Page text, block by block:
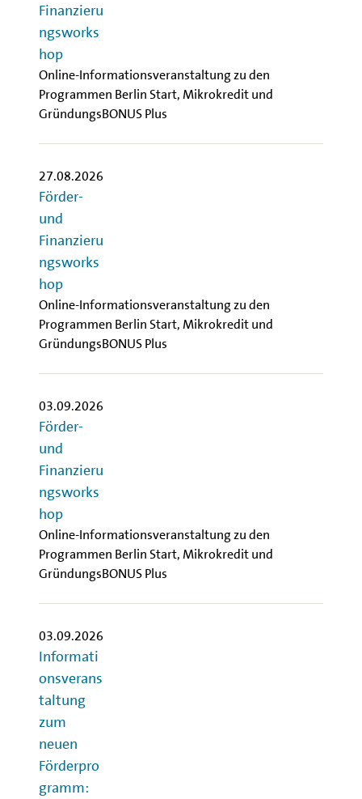
Finanzieru
ngsworks
hop
Online-Informationsveranstaltung zu den
Programmen Berlin Start, Mikrokredit und
GründungsBONUS Plus
Förder-
und
Finanzieru
ngsworks
hop
27.08.2026
Online-Informationsveranstaltung zu den
Programmen Berlin Start, Mikrokredit und
GründungsBONUS Plus
Förder-
und
Finanzieru
ngsworks
hop
03.09.2026
Online-Informationsveranstaltung zu den
Programmen Berlin Start, Mikrokredit und
GründungsBONUS Plus
Informati
onsverans
taltung
zum
neuen
Förderpro
gramm:
03.09.2026